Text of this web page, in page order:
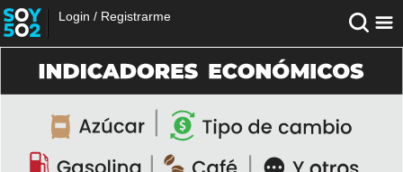
Login / Registrarme